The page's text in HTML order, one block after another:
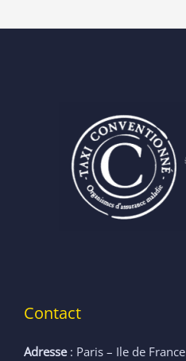
Contact
Adresse: Paris – Ile de France